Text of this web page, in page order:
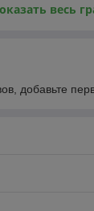
весь
добавьте